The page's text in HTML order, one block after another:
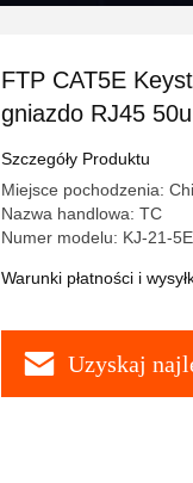
FTP CAT5E
gniazdo RJ45
Szczegóły Produktu
Miejsce pochodzenia:
Nazwa handlowa: TC
Numer modelu: KJ-21-
Warunki płatności i
Uzyskaj